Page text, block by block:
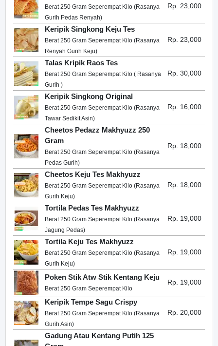
Berat 250 Gram Seperempat Kilo (Rasanya
Gurih Pedas Renyah)
Rp. 23,000
Keripik Singkong Keju Tes
Berat 250 Gram Seperempat Kilo (Rasanya
Renyah Gurih Keju)
Rp. 23,000
Talas Kripik Raos Tes
Berat 250 Gram Seperempat Kilo ( Rasanya
Gurih )
Rp. 30,000
Keripik Singkong Original
Berat 250 Gram Seperempat Kilo (Rasanya
Tawar Sedikit Asin)
Rp. 16,000
Cheetos Pedazz Makhyuzz 250
Gram
Berat 250 Gram Seperempat Kilo (Rasanya
Pedas Gurih)
Rp. 18,000
Cheetos Keju Tes Makhyuzz
Berat 250 Gram Seperempat Kilo (Rasanya
Gurih Keju)
Rp. 18,000
Tortila Pedas Tes Makhyuzz
Berat 250 Gram Seperempat Kilo (Rasanya
Jagung Pedas)
Rp. 19,000
Tortila Keju Tes Makhyuzz
Berat 250 Gram Seperempat Kilo (Rasanya
Gurih Keju)
Rp. 19,000
Poken Stik Atw Stik Kentang Keju
Berat 250 Gram Seperempat Kilo
Rp. 19,000
Keripik Tempe Sagu Crispy
Berat 250 Gram Seperempat Kilo (Rasanya
Gurih Asin)
Rp. 20,000
Gadung Atau Kentang Putih 125